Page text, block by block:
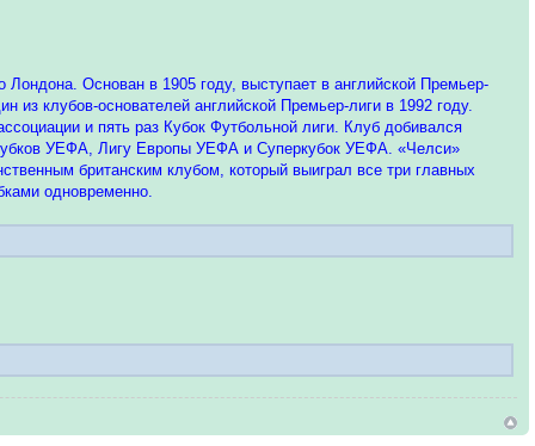
Основан в 1905 году, выступает в английской Премьер-
клубов-основателей английской Премьер-лиги в 1992 году.
и пять раз Кубок Футбольной лиги. Клуб добивался
УЕФА, Лигу Европы УЕФА и Суперкубок УЕФА. «Челси»
британским клубом, который выиграл все три главных
одновременно.